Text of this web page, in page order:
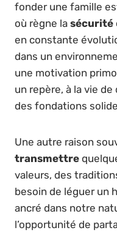
fonder une famille
où règne la sécurité
en constante
dans un
une motivation
un repère, à la vie
des fondations
Une autre raison
transmettre
valeurs, des
besoin de léguer un
ancré dans notre
l’opportunité de